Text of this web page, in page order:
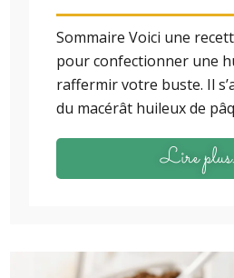
Sommaire Voici une
pour confectionner une
raffermir votre buste. Il
du macérât huileux de
Lire